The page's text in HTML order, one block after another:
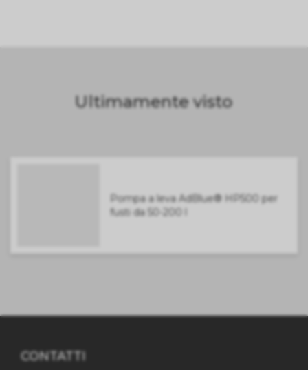
Ultimamente visto
Pompa a leva AdBlue® HP500 per
fusti da 50-200 l
CONTATTI